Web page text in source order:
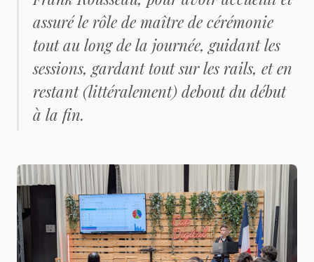
assuré le rôle de maître de cérémonie
tout au long de la journée, guidant les
sessions, gardant tout sur les rails, et en
restant (littéralement) debout du début
à la fin.